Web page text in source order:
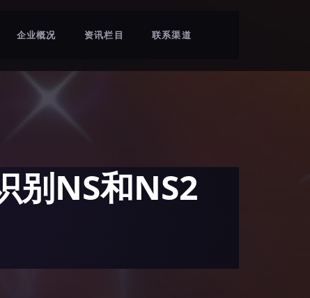
企业概况 资讯栏目 联系渠道
别NS和NS2